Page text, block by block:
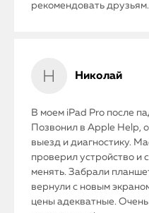
рекомендовать друзьям.
Николай
В моем iPad Pro после
Позвонил в Apple Help,
выезд и диагностику.
проверил устройство и
менять. Забрали
вернули с новым
цены адекватные.